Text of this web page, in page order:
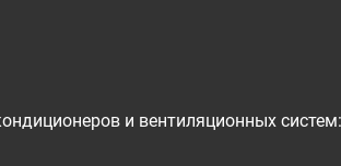
и вентиляционных систем: